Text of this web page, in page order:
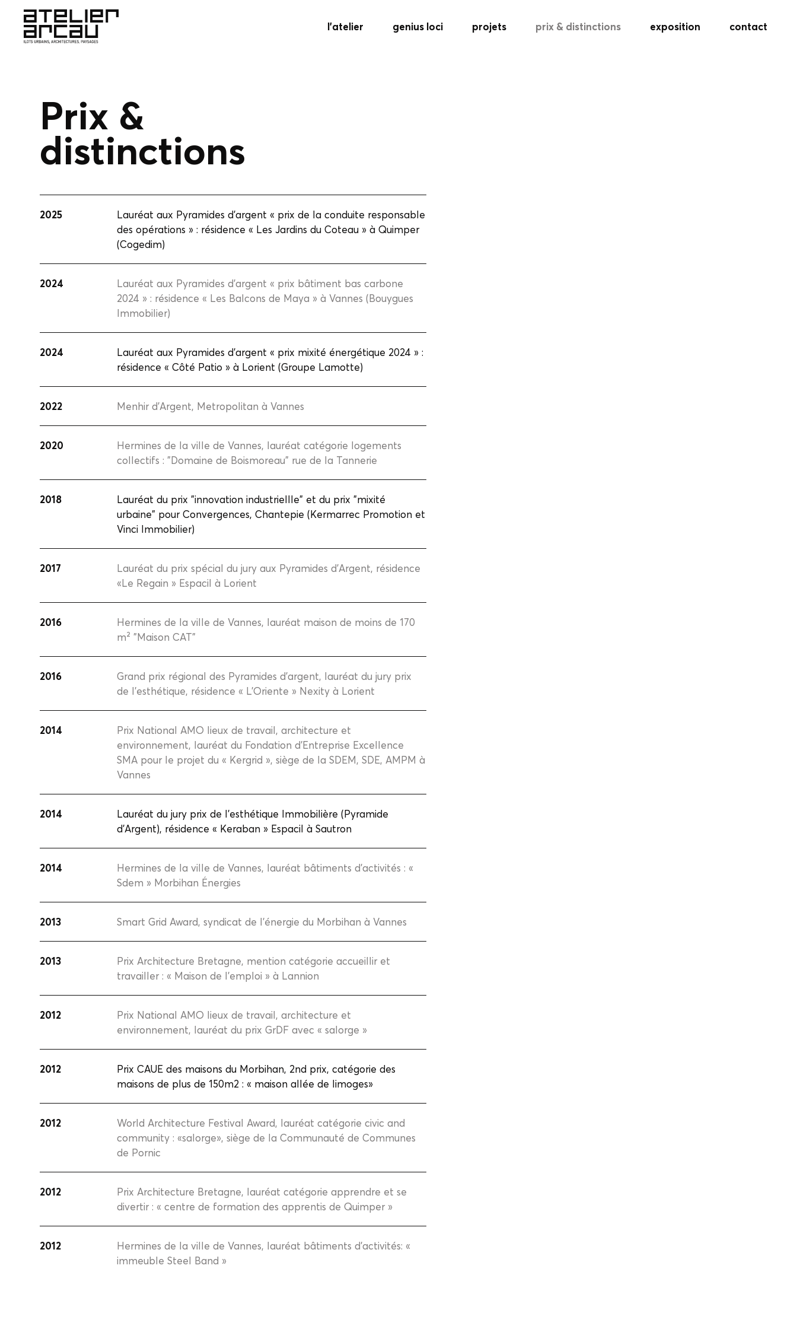
l’atelier genius loci projets prix & distinctions exposition contact
Prix &
distinctions
2025
Lauréat aux Pyramides d'argent « prix de la conduite responsable
des opérations » : résidence « Les Jardins du Coteau » à Quimper
(Cogedim)
2024
Lauréat aux Pyramides d’argent « prix bâtiment bas carbone
2024 » : résidence « Les Balcons de Maya » à Vannes (Bouygues
Immobilier)
2024
Lauréat aux Pyramides d’argent « prix mixité énergétique 2024 » :
résidence « Côté Patio » à Lorient (Groupe Lamotte)
2022 Menhir d'Argent, Metropolitan à Vannes
2020
Hermines de la ville de Vannes, lauréat catégorie logements
collectifs : "Domaine de Boismoreau" rue de la Tannerie
2018
Lauréat du prix "innovation industriellle" et du prix "mixité
urbaine" pour Convergences, Chantepie (Kermarrec Promotion et
Vinci Immobilier)
2017
Lauréat du prix spécial du jury aux Pyramides d’Argent, résidence
«Le Regain » Espacil à Lorient
2016
Hermines de la ville de Vannes, lauréat maison de moins de 170
m² "Maison CAT"
2016
Grand prix régional des Pyramides d'argent, lauréat du jury prix
de l’esthétique, résidence « L’Oriente » Nexity à Lorient
2014
Prix National AMO lieux de travail, architecture et
environnement, lauréat du Fondation d’Entreprise Excellence
SMA pour le projet du « Kergrid », siège de la SDEM, SDE, AMPM à
Vannes
2014
Lauréat du jury prix de l’esthétique Immobilière (Pyramide
d’Argent), résidence « Keraban » Espacil à Sautron
2014
Hermines de la ville de Vannes, lauréat bâtiments d'activités : «
Sdem » Morbihan Énergies
2013 Smart Grid Award, syndicat de l’énergie du Morbihan à Vannes
2013
Prix Architecture Bretagne, mention catégorie accueillir et
travailler : « Maison de l’emploi » à Lannion
2012
Prix National AMO lieux de travail, architecture et
environnement, lauréat du prix GrDF avec « salorge »
2012
Prix CAUE des maisons du Morbihan, 2nd prix, catégorie des
maisons de plus de 150m2 : « maison allée de limoges»
2012
World Architecture Festival Award, lauréat catégorie civic and
community : «salorge», siège de la Communauté de Communes
de Pornic
2012
Prix Architecture Bretagne, lauréat catégorie apprendre et se
divertir : « centre de formation des apprentis de Quimper »
2012
Hermines de la ville de Vannes, lauréat bâtiments d'activités: «
immeuble Steel Band »